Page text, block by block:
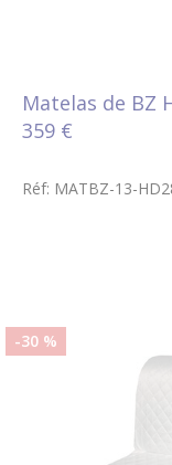
Matelas de BZ
359 €
Réf: MATBZ-13-
-30 %